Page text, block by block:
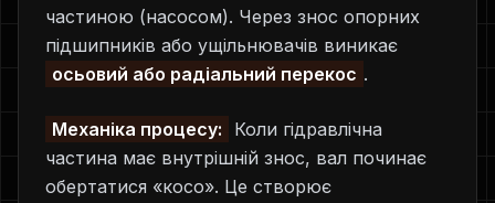
частиною (насосом). Через знос опорних
підшипників або ущільнювачів виникає
осьовий або радіальний перекос .
Механіка процесу:
Коли гідравлічна
частина має внутрішній знос, вал починає
обертатися «косо». Це створює